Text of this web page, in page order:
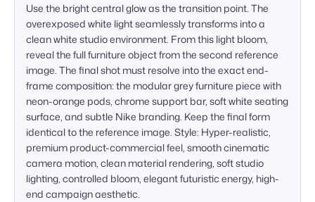
Use the bright central glow as the transition point. The
overexposed white light seamlessly transforms into a
clean white studio environment. From this light bloom,
reveal the full furniture object from the second reference
image. The final shot must resolve into the exact end-
frame composition: the modular grey furniture piece with
neon-orange pods, chrome support bar, soft white seating
surface, and subtle Nike branding. Keep the final form
identical to the reference image. Style: Hyper-realistic,
premium product-commercial feel, smooth cinematic
camera motion, clean material rendering, soft studio
lighting, controlled bloom, elegant futuristic energy, high-
end campaign aesthetic.